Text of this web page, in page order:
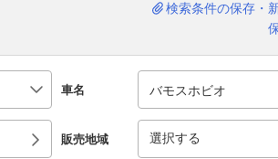
検索条件の保存・
車名
販売地域 選択する